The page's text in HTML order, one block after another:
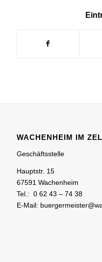
WACHENHEIM IM
Geschäftsstelle
Hauptstr. 15
67591 Wachenheim
Tel.: 0 62 43 – 74 38
E-Mail: